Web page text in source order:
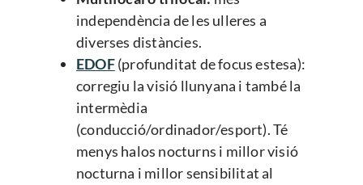
independència de les ulleres a
diverses distàncies.
EDOF(profunditat de focus estesa):
corregiu la visió llunyana i també la
intermèdia
(conducció/ordinador/esport). Té
menys halos nocturns i millor visió
nocturna i millor sensibilitat al